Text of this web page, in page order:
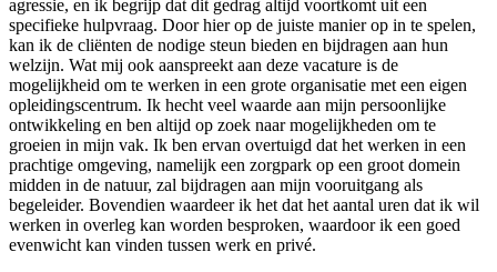
agressie, en ik begrijp dat dit gedrag altijd voortkomt uit een
specifieke hulpvraag. Door hier op de juiste manier op in te spelen,
kan ik de cliënten de nodige steun bieden en bijdragen aan hun
welzijn. Wat mij ook aanspreekt aan deze vacature is de
mogelijkheid om te werken in een grote organisatie met een eigen
opleidingscentrum. Ik hecht veel waarde aan mijn persoonlijke
ontwikkeling en ben altijd op zoek naar mogelijkheden om te
groeien in mijn vak. Ik ben ervan overtuigd dat het werken in een
prachtige omgeving, namelijk een zorgpark op een groot domein
midden in de natuur, zal bijdragen aan mijn vooruitgang als
begeleider. Bovendien waardeer ik het dat het aantal uren dat ik wil
werken in overleg kan worden besproken, waardoor ik een goed
evenwicht kan vinden tussen werk en privé.